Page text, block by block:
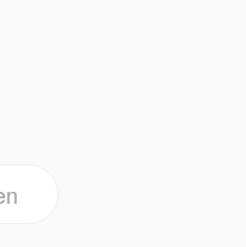
fühlt es sich
zerstört auf
passiert?